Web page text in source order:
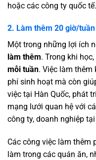
hoặc các công ty quốc tế.
2. Làm thêm 20 giờ/tuần
Một trong những lợi ích
làm thêm. Trong khi
mỗi tuần. Việc làm thêm
phí sinh hoạt mà còn
việc tại Hàn Quốc, phát
mạng lưới quan hệ với
công ty, doanh nghiệp
Các công việc làm thêm
làm trong các quán ăn,